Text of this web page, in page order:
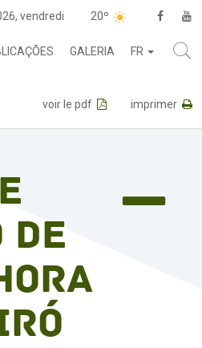
vendredi 20º
GALERIA FR
voir le pdf imprimer
de